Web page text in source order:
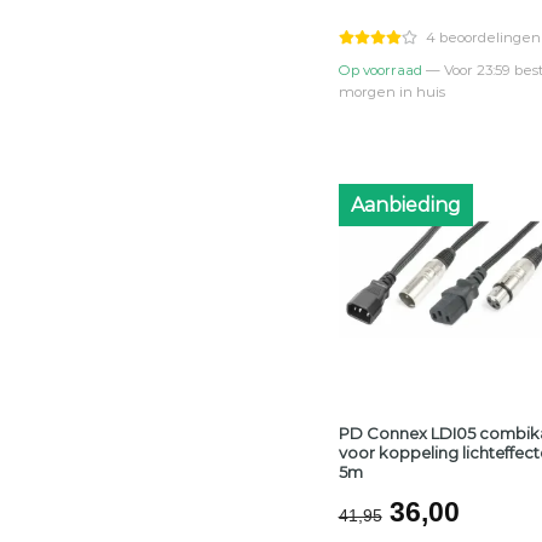
€77,95.€67,00.
4 beoordelingen
Op voorraad — Voor 23:59
morgen in huis
Aanbieding
PD Connex LDI05
voor koppeling
5m
41,95 36,00